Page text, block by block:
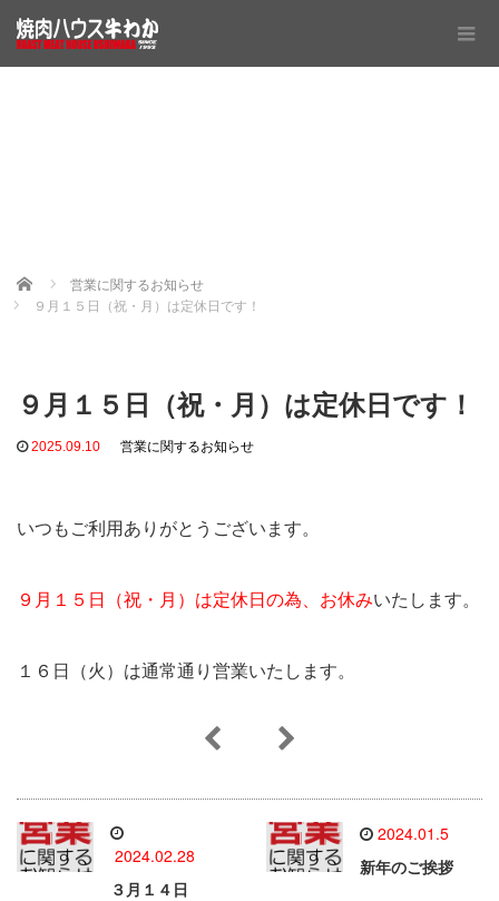
Home
営業に関するお知らせ
９月１５日（祝・月）は定休日です！
９月１５日（祝・月）は定休日です！
2025.09.10 営業に関するお知らせ
いつもご利用ありがとうございます。
９月１５日（祝・月）は定休日の為、お休みいたします。
１６日（火）は通常通り営業いたします。
2024.02.28
３月１４日
2024.01.5
新年のご挨拶